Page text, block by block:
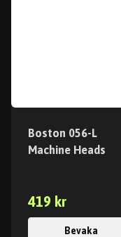
Boston 056-L
Machine Heads
419 kr
Bevaka